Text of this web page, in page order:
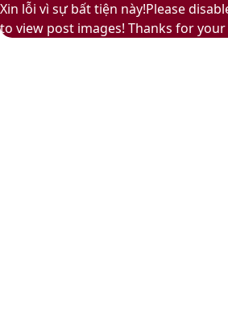
button
Xin lỗi vì sự bất tiện này!Please
to view post images! Thanks for